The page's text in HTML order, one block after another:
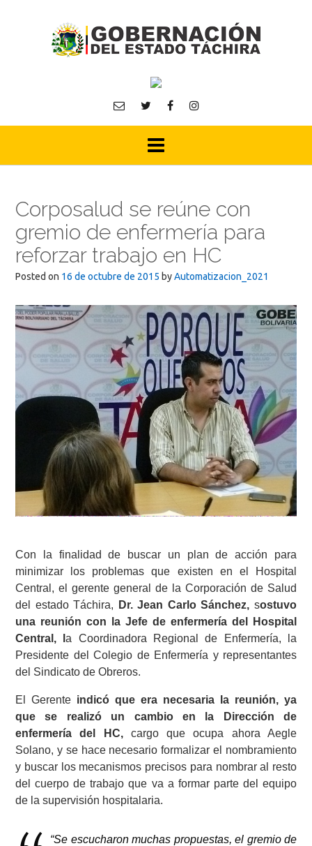
Corposalud se reúne con
gremio de enfermería para
reforzar trabajo en HC
Posted on 16 de octubre de 2015 byAutomatizacion_2021
Con la finalidad de buscar un plan de acción para
minimizar los problemas que existen en el Hospital
Central, el gerente general de la Corporación de Salud
del estado Táchira, Dr. Jean Carlo Sánchez, sostuvo
una reunión con la Jefe de enfermería del Hospital
Central, la Coordinadora Regional de Enfermería, la
Presidente del Colegio de Enfermería y representantes
del Sindicato de Obreros.
El Gerente indicó que era necesaria la reunión, ya
que se realizó un cambio en la Dirección de
enfermería del HC,cargo que ocupa ahora Aegle
Solano, y se hace necesario formalizar el nombramiento
y buscar los mecanismos precisos para nombrar al resto
del cuerpo de trabajo que va a formar parte del equipo
de la supervisión hospitalaria.
“Se escucharon muchas propuestas, el gremio de